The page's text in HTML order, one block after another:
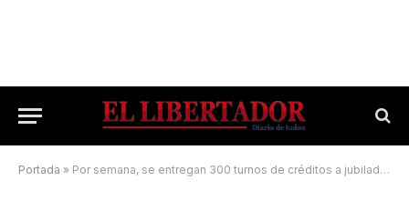
Portada » Por semana, se entregan 300 turnos de créditos a jubilados y pensionados